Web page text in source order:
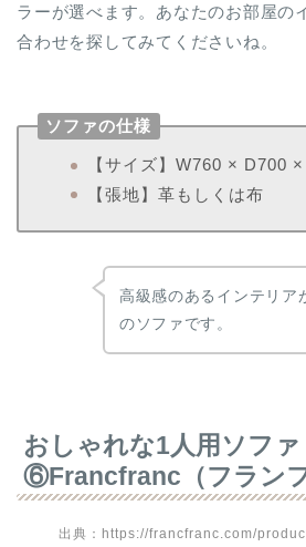
ラーが選べます。あなたのお部屋の
合わせを探してみてくださいね。
ソファの仕様
【サイズ】W760 × D700
【張地】革もしくは布
高級感のあるインテリア
のソファです。
おしゃれな1人用ソファ
⑥Francfranc（フランフ
出典：https://francfranc.com/